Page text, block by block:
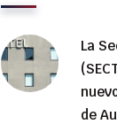
La
de